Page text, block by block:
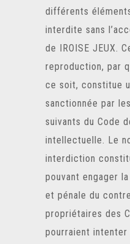
différents
interdite sans
de IROISE JEUX.
reproduction, par
ce soit, constitue
sanctionnée par
suivants du Code
intellectuelle. Le
interdiction
pouvant engager
et pénale du
propriétaires des
pourraient